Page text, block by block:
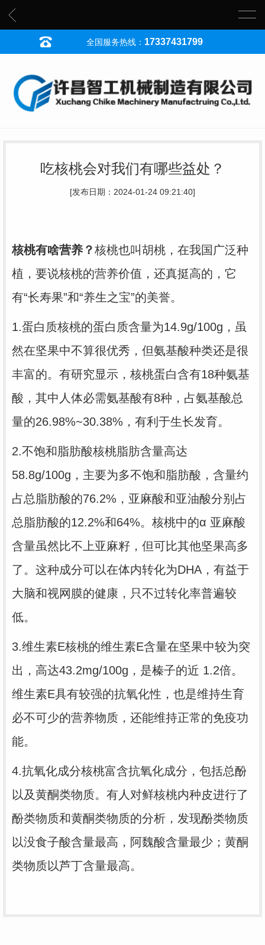
全国服务热线： 17337431799
吃核桃会对我们有哪些益处？
[发布日期：2024-01-24 09:21:40]
核桃有啥营养？核桃也叫胡桃，在我国广泛种
植，要说核桃的营养价值，还真挺高的，它
有“长寿果”和“养生之宝”的美誉。
1.蛋白质核桃的蛋白质含量为14.9g/100g，虽
然在坚果中不算很优秀，但氨基酸种类还是很
丰富的。有研究显示，核桃蛋白含有18种氨基
酸，其中人体必需氨基酸有8种，占氨基酸总
量的26.98%~30.38%，有利于生长发育。
2.不饱和脂肪酸核桃脂肪含量高达
58.8g/100g，主要为多不饱和脂肪酸，含量约
占总脂肪酸的76.2%，亚麻酸和亚油酸分别占
总脂肪酸的12.2%和64%。核桃中的α 亚麻酸
含量虽然比不上亚麻籽，但可比其他坚果高多
了。这种成分可以在体内转化为DHA，有益于
大脑和视网膜的健康，只不过转化率普遍较
低。
3.维生素E核桃的维生素E含量在坚果中较为突
出，高达43.2mg/100g，是榛子的近 1.2倍。
维生素E具有较强的抗氧化性，也是维持生育
必不可少的营养物质，还能维持正常的免疫功
能。
4.抗氧化成分核桃富含抗氧化成分，包括总酚
以及黄酮类物质。有人对鲜核桃内种皮进行了
酚类物质和黄酮类物质的分析，发现酚类物质
以没食子酸含量最高，阿魏酸含量最少；黄酮
类物质以芦丁含量最高。